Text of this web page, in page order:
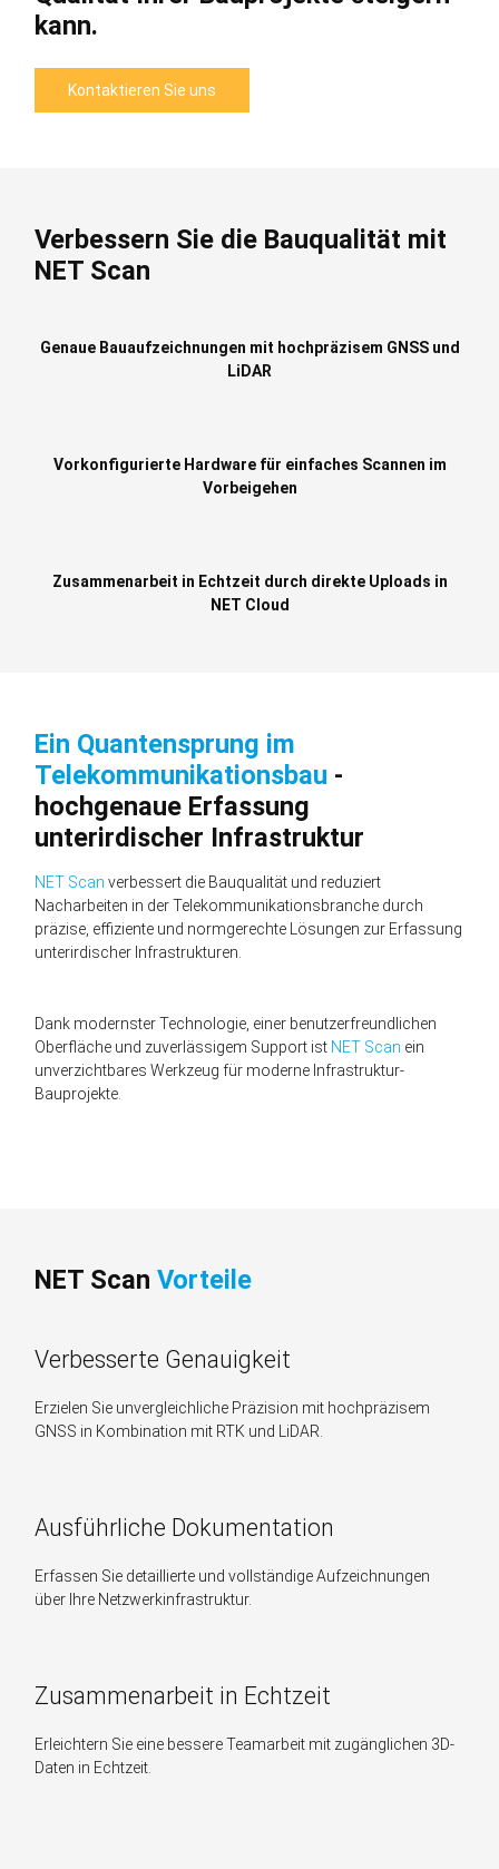
kann.
Kontaktieren Sie uns
Verbessern Sie die Bauqualität mit
NET Scan
Genaue Bauaufzeichnungen mit hochpräzisem GNSS und
LiDAR
Vorkonfigurierte Hardware für einfaches Scannen im
Vorbeigehen
Zusammenarbeit in Echtzeit durch direkte Uploads in
NET Cloud
Ein Quantensprung im
Telekommunikationsbau -
hochgenaue Erfassung
unterirdischer Infrastruktur
NET Scan verbessert die Bauqualität und reduziert
Nacharbeiten in der Telekommunikationsbranche durch
präzise, effiziente und normgerechte Lösungen zur Erfassung
unterirdischer Infrastrukturen.
Dank modernster Technologie, einer benutzerfreundlichen
Oberfläche und zuverlässigem Support ist NET Scan ein
unverzichtbares Werkzeug für moderne Infrastruktur-
Bauprojekte.
NET ScanVorteile
Verbesserte Genauigkeit
Erzielen Sie unvergleichliche Präzision mit hochpräzisem
GNSS in Kombination mit RTK und LiDAR.
Ausführliche Dokumentation
Erfassen Sie detaillierte und vollständige Aufzeichnungen
über Ihre Netzwerkinfrastruktur.
Zusammenarbeit in Echtzeit
Erleichtern Sie eine bessere Teamarbeit mit zugänglichen 3D-
Daten in Echtzeit.